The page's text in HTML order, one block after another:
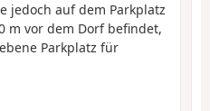
jedoch auf dem Parkplatz
m vor dem Dorf befindet,
Parkplatz für